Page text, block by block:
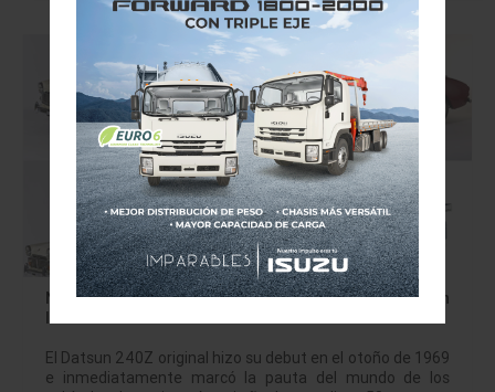
Nissan se une a las festividades de la 31ª Convención
Internacional de Autos Z
El Datsun 240Z original hizo su debut en el otoño de 1969
e inmediatamente marcó la pauta del mundo de los